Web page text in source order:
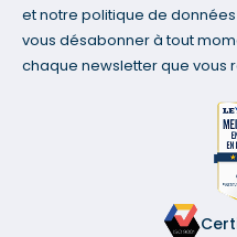
et notre politique de
vous désabonner à tout
chaque newsletter que vous